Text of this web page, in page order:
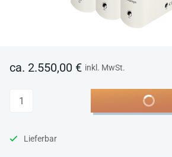
ca. 2.550,00 € inkl. MwSt.
Anzahl In den
Lieferbar